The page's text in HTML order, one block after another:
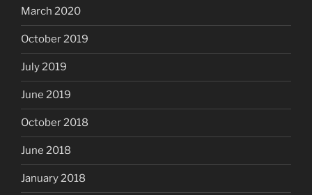
March 2020
October 2019
July 2019
June 2019
October 2018
June 2018
January 2018